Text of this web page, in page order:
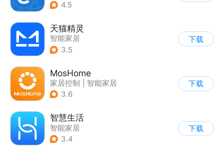
4.5
天猫精灵
智能家居
3.5
下载
MosHome
家居控制
智能家居
3.6
下载
智慧生活
智能家居
3.4
下载